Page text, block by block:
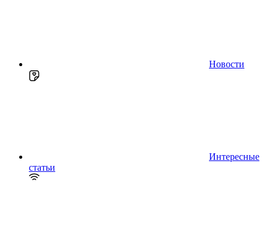
Новости
Интересные
статьи